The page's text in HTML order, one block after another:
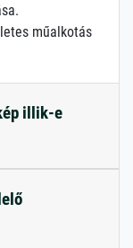
műalkotás
illik-e